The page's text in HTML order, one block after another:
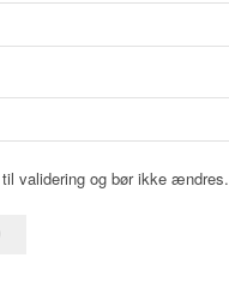
validering og bør ikke ændres.